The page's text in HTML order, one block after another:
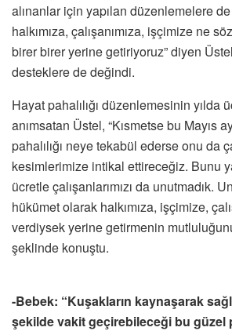
alınanlar için yapılan düzenlemelere
halkımıza, çalışanımıza, işçimize ne
birer birer yerine getiriyoruz” diyen
desteklere de değindi.
Hayat pahalılığı düzenlemesinin yılda
anımsatan Üstel, “Kısmetse bu Mayıs
pahalılığı neye tekabül ederse onu da
kesimlerimize intikal ettireceğiz. Bunu
ücretle çalışanlarımızı da unutmadık.
hükümet olarak halkımıza, işçimize,
verdiysek yerine getirmenin
şeklinde konuştu.
-Bebek: “Kuşakların kaynaşarak
şekilde vakit geçirebileceği bu güzel